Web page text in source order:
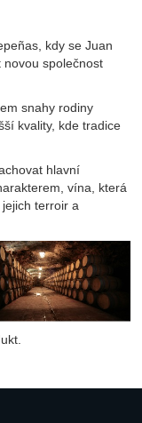
kdy se Juan
novou společnost
snahy rodiny
kvality, kde tradice
hlavní
vína, která
terroir a